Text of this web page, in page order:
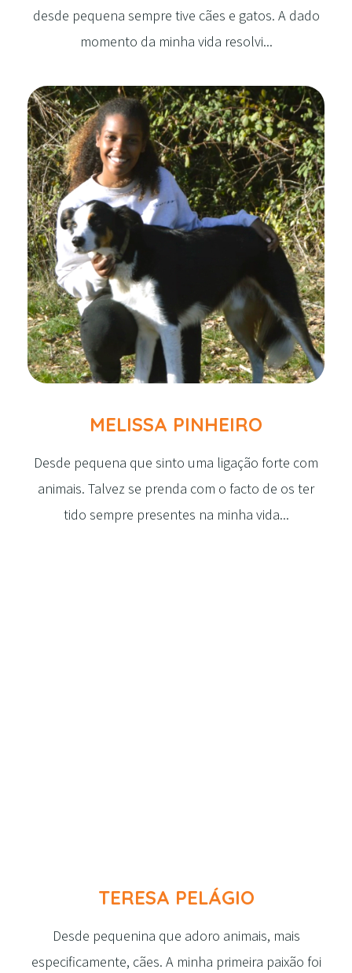
desde pequena sempre tive cães e gatos. A dado
momento da minha vida resolvi...
MELISSA PINHEIRO
Desde pequena que sinto uma ligação forte com
animais. Talvez se prenda com o facto de os ter
tido sempre presentes na minha vida...
TERESA PELÁGIO
Desde pequenina que adoro animais, mais
especificamente, cães. A minha primeira paixão foi